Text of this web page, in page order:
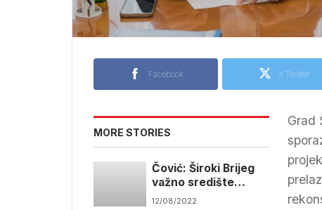
Facebook X Twitter
MORE STORIES
Čović: Široki Brijeg
važno središte
institucija hrvatskog
12/08/2022
Grad